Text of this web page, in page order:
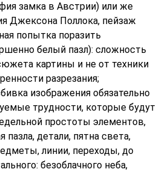
замка в Австрии) или же
Джексона Поллока, пейзаж
попытка поразить
белый пазл): сложность
картины и не от техники
разрезания;
изображения обязательно
трудности, которые будут
простоты элементов,
детали, пятна света,
линии, переходы, до
безоблачного неба,